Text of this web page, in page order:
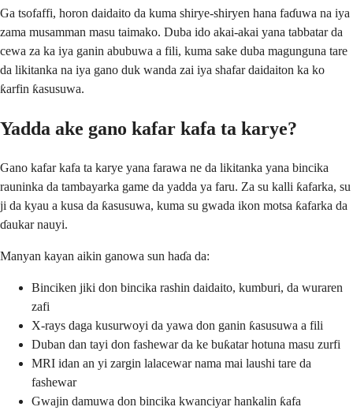
Ga tsofaffi, horon daidaito da kuma shirye-shiryen hana faɗuwa na iya
zama musamman masu taimako. Duba ido akai-akai yana tabbatar da
cewa za ka iya ganin abubuwa a fili, kuma sake duba magunguna tare
da likitanka na iya gano duk wanda zai iya shafar daidaiton ka ko
ƙarfin ƙasusuwa.
Yadda ake gano kafar kafa ta karye?
Gano kafar kafa ta karye yana farawa ne da likitanka yana bincika
rauninka da tambayarka game da yadda ya faru. Za su kalli ƙafarka, su
ji da kyau a kusa da ƙasusuwa, kuma su gwada ikon motsa ƙafarka da
ɗaukar nauyi.
Manyan kayan aikin ganowa sun haɗa da:
Binciken jiki don bincika rashin daidaito, kumburi, da wuraren
zafi
X-rays daga kusurwoyi da yawa don ganin ƙasusuwa a fili
Duban dan tayi don fashewar da ke buƙatar hotuna masu zurfi
MRI idan an yi zargin lalacewar nama mai laushi tare da
fashewar
Gwajin damuwa don bincika kwanciyar hankalin ƙafa